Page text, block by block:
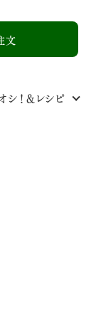
文
シ！＆レシピ